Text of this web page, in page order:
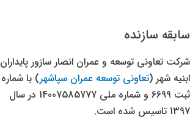
سابقه سازنده
شرکت تعاونی توسعه و عمران انصار سازور پایداران
ابنیه شهر (تعاونی توسعه عمران سپاشهر) با شماره
ثبت 6699 و شماره ملی 14007585777 در سال
1397 تاسیس شده است.